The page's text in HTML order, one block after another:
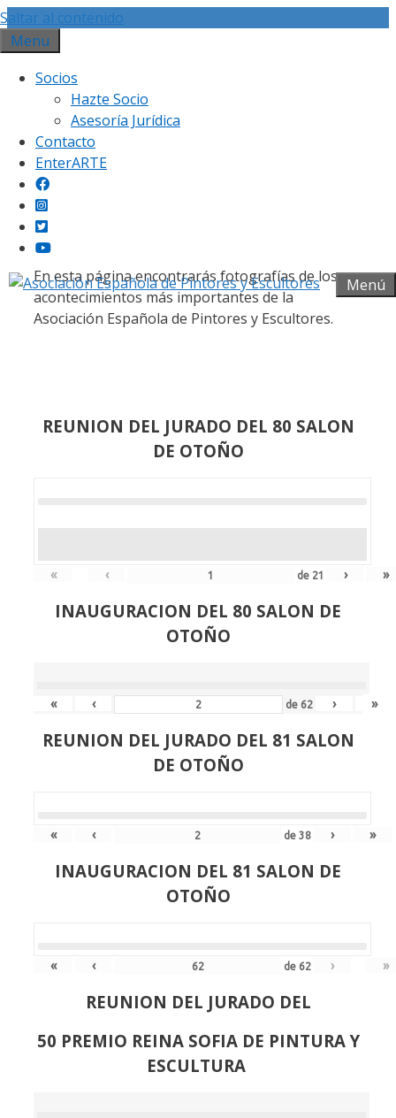
Saltar al contenido
Menu
Socios
Hazte Socio
Asesoría Jurídica
Contacto
EnterARTE
Menú
Galería fotográfica
En esta página encontrarás fotografías de los
acontecimientos más importantes de la
Asociación Española de Pintores y Escultores.
REUNION DEL JURADO DEL 80 SALON
DE OTOÑO
« ‹ de 21 › »
INAUGURACION DEL 80 SALON DE
OTOÑO
« ‹ de 62 › »
REUNION DEL JURADO DEL 81 SALON
DE OTOÑO
« ‹ de38 › »
INAUGURACION DEL 81 SALON DE
OTOÑO
« ‹ de 62 › »
REUNION DEL JURADO DEL
50 PREMIO REINA SOFIA DE PINTURA Y
ESCULTURA